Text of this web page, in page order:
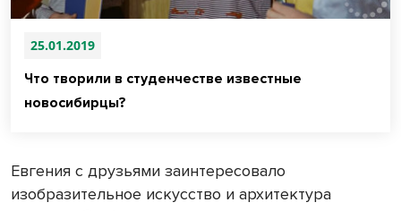
25.01.2019
Что творили в студенчестве известные
новосибирцы?
Евгения с друзьями заинтересовало
изобразительное искусство и архитектура